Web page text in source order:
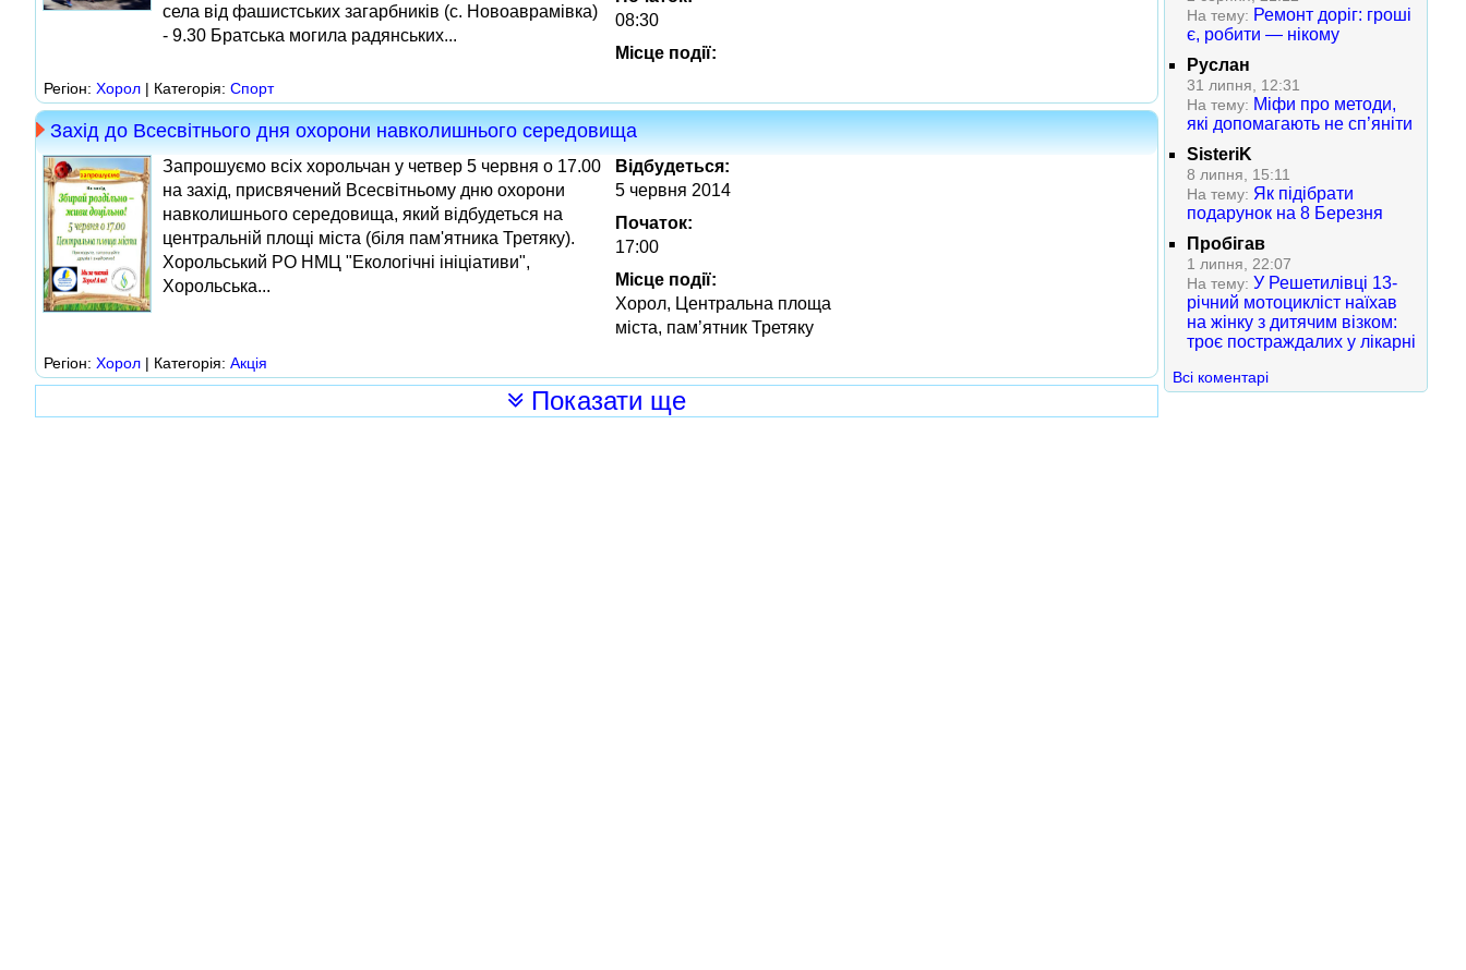
села від фашистських загарбників (с. Новоаврамівка)
- 9.30 Братська могила радянських...
08:30
Місце події:
Регіон: Хорол | Категорія: Спорт
Захід до Всесвітнього дня охорони навколишнього середовища
Запрошуємо всіх хорольчан у четвер 5 червня о 17.00
на захід, присвячений Всесвітньому дню охорони
навколишнього середовища, який відбудеться на
центральній площі міста (біля пам'ятника Третяку).
Хорольський РО НМЦ "Екологічні ініціативи",
Хорольська...
Відбудеться:
5 червня 2014
Початок:
17:00
Місце події:
Хорол, Центральна площа
міста, пам’ятник Третяку
Регіон: Хорол | Категорія: Акція
Показати ще
На тему: Ремонт доріг: гроші
є, робити — нікому
Руслан
31 липня, 12:31
На тему: Міфи про методи,
які допомагають не сп’яніти
SisteriK
8 липня, 15:11
На тему: Як підібрати
подарунок на 8 Березня
Пробігав
1 липня, 22:07
На тему: У Решетилівці 13-
річний мотоцикліст наїхав
на жінку з дитячим візком:
троє постраждалих у лікарні
Всі коментарі